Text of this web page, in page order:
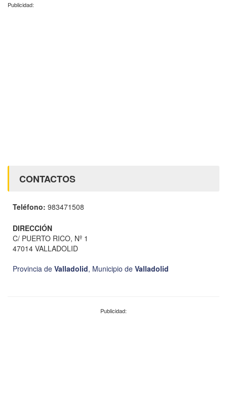
Publicidad:
CONTACTOS
Teléfono: 983471508
DIRECCIÓN
C/ PUERTO RICO, Nº 1
47014 VALLADOLID
Provincia de Valladolid, Municipio de Valladolid
Publicidad: